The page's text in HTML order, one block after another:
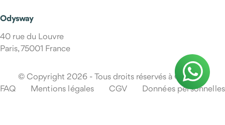
Odysway
40 rue du Louvre
Paris, 75001 France
© Copyright 2026 - Tous droits réservés à Odysway
FAQ
Mentions légales CGV Données personnelles